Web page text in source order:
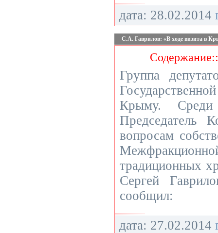
дата: 28.02.2014
С.А. Гаврилов: «В ходе визита в
Группа
Крыму.
Председатель
вопросам
традиционных
Сергей
сообщил:
дата: 27.02.2014